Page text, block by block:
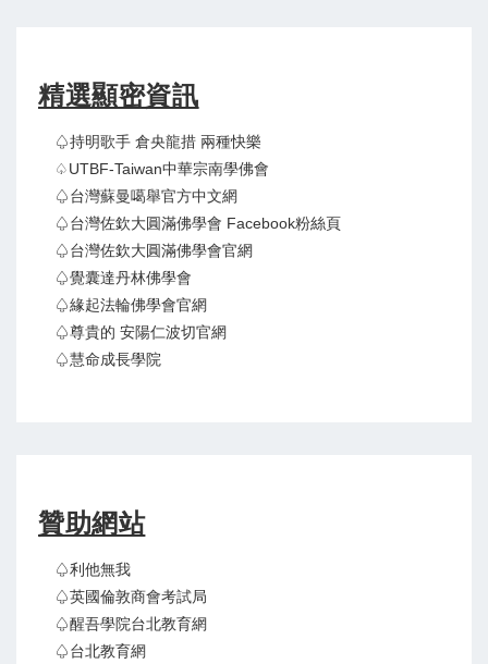
精選顯密資訊
♤持明歌手 倉央龍措 兩種快樂
♤UTBF-Taiwan中華宗南學佛會
♤台灣蘇曼噶舉官方中文網
♤台灣佐欽大圓滿佛學會 Facebook粉絲頁
♤台灣佐欽大圓滿佛學會官網
♤覺囊達丹林佛學會
♤緣起法輪佛學會官網
♤尊貴的 安陽仁波切官網
♤慧命成長學院
贊助網站
♤利他無我
♤英國倫敦商會考試局
♤醒吾學院台北教育網
♤台北教育網